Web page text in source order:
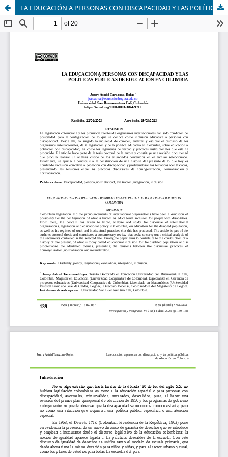
LA EDUCACIÓN A PERSONAS CON DISCAPACIDAD Y LAS POLÍTICAS PÚBLICAS DE EDUCACIÓN EN COLOMBIA